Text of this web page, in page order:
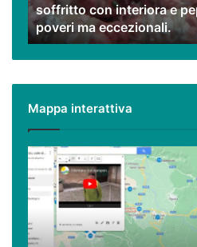
con
interiora
e
peperoncino,
ma
eccezionali.
soffritto con interiora e
poveri ma eccezionali.
Mappa interattiva
Cilento,
Vallo
di
Diano
ed
Alburni